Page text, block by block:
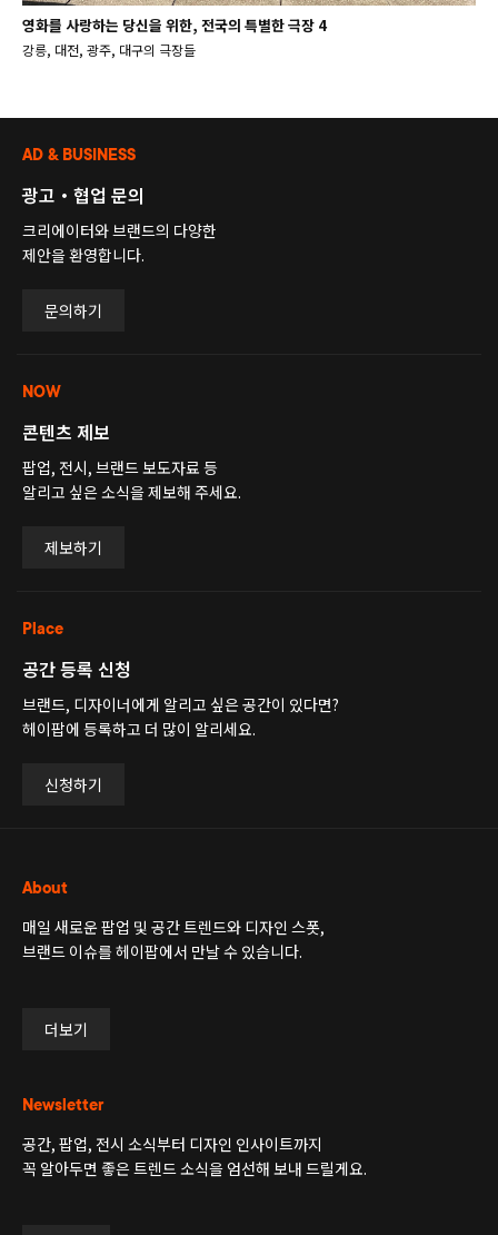
영화를 사랑하는 당신을 위한, 전국의 특별한 극장 4
강릉, 대전, 광주, 대구의 극장들
AD & BUSINESS
광고・협업 문의
크리에이터와 브랜드의 다양한
제안을 환영합니다.
문의하기
NOW
콘텐츠 제보
팝업, 전시, 브랜드 보도자료 등
알리고 싶은 소식을 제보해 주세요.
제보하기
Place
공간 등록 신청
브랜드, 디자이너에게 알리고 싶은 공간이 있다면?
헤이팝에 등록하고 더 많이 알리세요.
신청하기
About
매일 새로운 팝업 및 공간 트렌드와 디자인 스폿,
브랜드 이슈를 헤이팝에서 만날 수 있습니다.
더보기
Newsletter
공간, 팝업, 전시 소식부터 디자인 인사이트까지
꼭 알아두면 좋은 트렌드 소식을 엄선해 보내 드릴게요.